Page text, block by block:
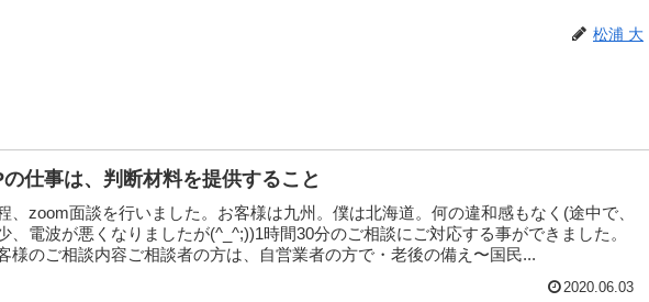
松浦 大
の仕事は、判断材料を提供すること
、zoom面談を行いました。お客様は九州。僕は北海道。何の違和感もなく(途中で、
、電波が悪くなりましたが(^_^;))1時間30分のご相談にご対応する事ができました。
様のご相談内容ご相談者の方は、自営業者の方で・老後の備え〜国民...
2020.06.03